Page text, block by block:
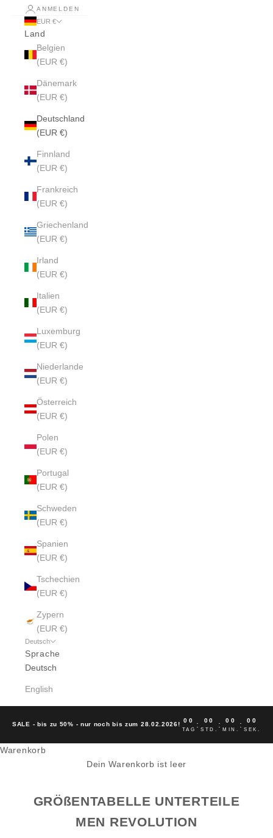
ANMELDEN
EUR €
Land
Belgien
(EUR €)
Dänemark
(EUR €)
Deutschland
(EUR €)
Finnland
(EUR €)
Frankreich
(EUR €)
Griechenland
(EUR €)
Irland
(EUR €)
Italien
(EUR €)
Luxemburg
(EUR €)
Niederlande
(EUR €)
Österreich
(EUR €)
Polen
(EUR €)
Portugal
(EUR €)
Schweden
(EUR €)
Spanien
(EUR €)
Tschechien
(EUR €)
Zypern
(EUR €)
Deutsch
Sprache
Deutsch
English
SALE - bis zu 50% - nur noch bis zum 28.02.2026!
00
TAG
: 00
STD.
: 00
MIN.
: 00
SEK.
Warenkorb
Dein Warenkorb ist leer
GRÖßENTABELLE UNTERTEILE
MEN REVOLUTION